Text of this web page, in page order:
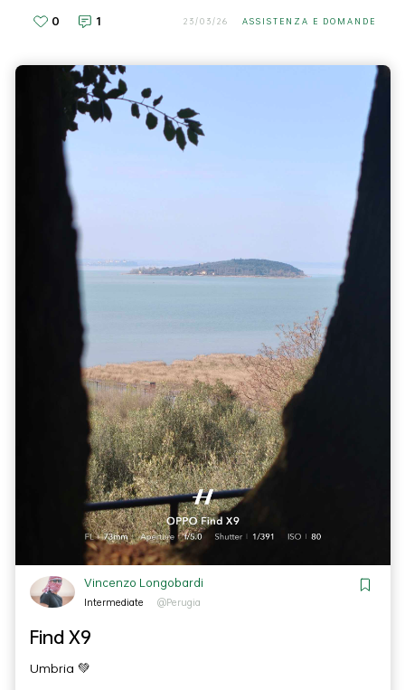
0 1 23/03/26 ASSISTENZA E DOMANDE
Vincenzo Longobardi
Intermediate @Perugia
Find X9
Umbria 💚